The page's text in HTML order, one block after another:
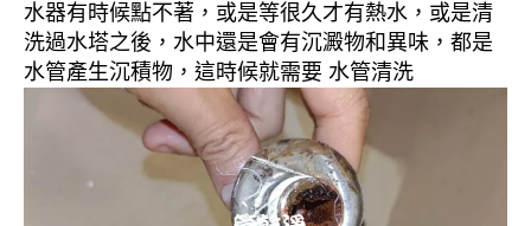
水器有時候點不著，或是等很久才有熱水，或是清
洗過水塔之後，水中還是會有沉澱物和異味，都是
水管產生沉積物，這時候就需要 水管清洗